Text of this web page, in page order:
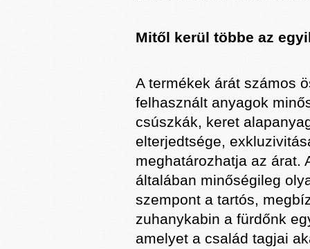
Mitől kerül többe az
A termékek árát számos
felhasznált anyagok
csúszkák, keret
elterjedtsége,
meghatározhatja az árat.
általában minőségileg
szempont a tartós,
zuhanykabin a fürdőnk
amelyet a család tagjai